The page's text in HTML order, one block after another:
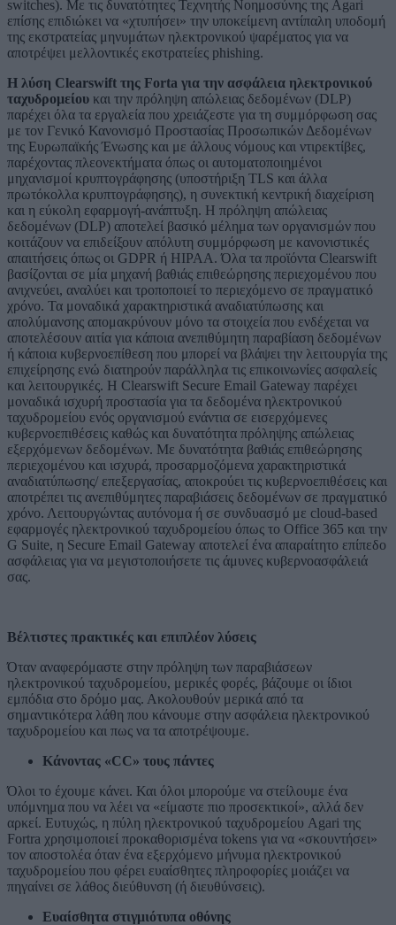
switches). Με τις δυνατότητες Τεχνητής Νοημοσύνης της Agari
επίσης επιδιώκει να «χτυπήσει» την υποκείμενη αντίπαλη υποδομή
της εκστρατείας μηνυμάτων ηλεκτρονικού ψαρέματος για να
αποτρέψει μελλοντικές εκστρατείες phishing.
Η λύση Clearswift της Forta για την ασφάλεια ηλεκτρονικού
ταχυδρομείου και την πρόληψη απώλειας δεδομένων (DLP)
παρέχει όλα τα εργαλεία που χρειάζεστε για τη συμμόρφωση σας
με τον Γενικό Κανονισμό Προστασίας Προσωπικών Δεδομένων
της Ευρωπαϊκής Ένωσης και με άλλους νόμους και ντιρεκτίβες,
παρέχοντας πλεονεκτήματα όπως οι αυτοματοποιημένοι
μηχανισμοί κρυπτογράφησης (υποστήριξη TLS και άλλα
πρωτόκολλα κρυπτογράφησης), η συνεκτική κεντρική διαχείριση
και η εύκολη εφαρμογή-ανάπτυξη. Η πρόληψη απώλειας
δεδομένων (DLP) αποτελεί βασικό μέλημα των οργανισμών που
κοιτάζουν να επιδείξουν απόλυτη συμμόρφωση με κανονιστικές
απαιτήσεις όπως οι GDPR ή HIPAA. Όλα τα προϊόντα Clearswift
βασίζονται σε μία μηχανή βαθιάς επιθεώρησης περιεχομένου που
ανιχνεύει, αναλύει και τροποποιεί το περιεχόμενο σε πραγματικό
χρόνο. Τα μοναδικά χαρακτηριστικά αναδιατύπωσης και
απολύμανσης απομακρύνουν μόνο τα στοιχεία που ενδέχεται να
αποτελέσουν αιτία για κάποια ανεπιθύμητη παραβίαση δεδομένων
ή κάποια κυβερνοεπίθεση που μπορεί να βλάψει την λειτουργία της
επιχείρησης ενώ διατηρούν παράλληλα τις επικοινωνίες ασφαλείς
και λειτουργικές. H Clearswift Secure Email Gateway παρέχει
μοναδικά ισχυρή προστασία για τα δεδομένα ηλεκτρονικού
ταχυδρομείου ενός οργανισμού ενάντια σε εισερχόμενες
κυβερνοεπιθέσεις καθώς και δυνατότητα πρόληψης απώλειας
εξερχόμενων δεδομένων. Με δυνατότητα βαθιάς επιθεώρησης
περιεχομένου και ισχυρά, προσαρμοζόμενα χαρακτηριστικά
αναδιατύπωσης/ επεξεργασίας, αποκρούει τις κυβερνοεπιθέσεις και
αποτρέπει τις ανεπιθύμητες παραβιάσεις δεδομένων σε πραγματικό
χρόνο. Λειτουργώντας αυτόνομα ή σε συνδυασμό με cloud-based
εφαρμογές ηλεκτρονικού ταχυδρομείου όπως το Office 365 και την
G Suite, η Secure Email Gateway αποτελεί ένα απαραίτητο επίπεδο
ασφάλειας για να μεγιστοποιήσετε τις άμυνες κυβερνοασφάλειά
σας.
Βέλτιστες πρακτικές και επιπλέον λύσεις
Όταν αναφερόμαστε στην πρόληψη των παραβιάσεων
ηλεκτρονικού ταχυδρομείου, μερικές φορές, βάζουμε οι ίδιοι
εμπόδια στο δρόμο μας. Ακολουθούν μερικά από τα
σημαντικότερα λάθη που κάνουμε στην ασφάλεια ηλεκτρονικού
ταχυδρομείου και πως να τα αποτρέψουμε.
Κάνοντας «CC» τους πάντες
Όλοι το έχουμε κάνει. Και όλοι μπορούμε να στείλουμε ένα
υπόμνημα που να λέει να «είμαστε πιο προσεκτικοί», αλλά δεν
αρκεί. Ευτυχώς, η πύλη ηλεκτρονικού ταχυδρομείου Agari της
Fortra χρησιμοποιεί προκαθορισμένα tokens για να «σκουντήσει»
τον αποστολέα όταν ένα εξερχόμενο μήνυμα ηλεκτρονικού
ταχυδρομείου που φέρει ευαίσθητες πληροφορίες μοιάζει να
πηγαίνει σε λάθος διεύθυνση (ή διευθύνσεις).
Ευαίσθητα στιγμιότυπα οθόνης